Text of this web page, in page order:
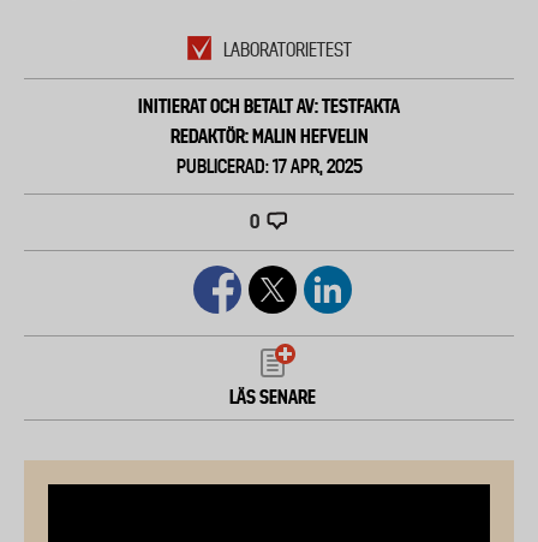
LABORATORIETEST
INITIERAT OCH BETALT AV: TESTFAKTA
REDAKTÖR: MALIN HEFVELIN
PUBLICERAD: 17 APR, 2025
0
LÄS SENARE